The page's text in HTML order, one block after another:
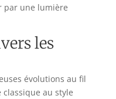
par une lumière
les
évolutions au fil
au style